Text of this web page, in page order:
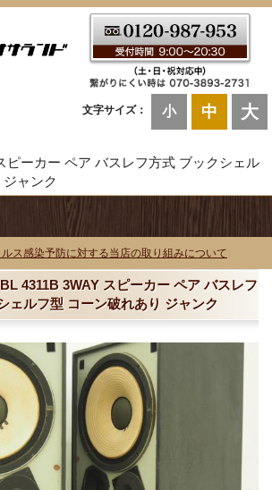
文字サイズ： 小 中 大
ピーカー ペア バスレフ方式 ブックシェル
ャンク
ルス感染予防に対する当店の取り組みについて
4311B 3WAY スピーカー ペア バスレフ
ェルフ型 コーン破れあり ジャンク